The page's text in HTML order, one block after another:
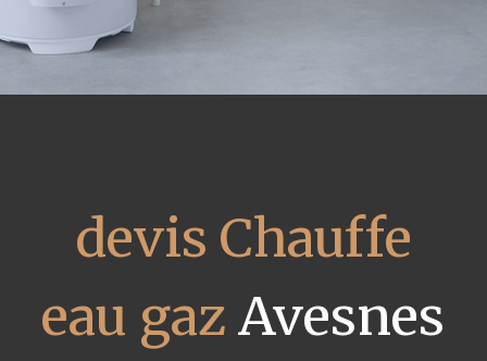
devis Chauffe
eau gaz Avesnes